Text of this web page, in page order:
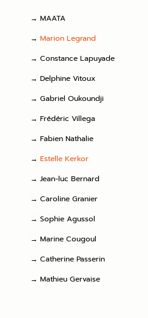
→MAATA
→ Marion Legrand
→Constance Lapuyade
→Delphine Vitoux
→Gabriel Oukoundji
→Frédéric Villega
→Fabien Nathalie
→ Estelle Kerkor
→Jean-luc Bernard
→CarolineGranier
→SophieAgussol
→MarineCougoul
→Catherine Passerin
→Mathieu Gervaise